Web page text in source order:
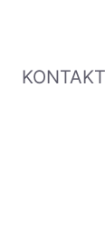
KONTAKT